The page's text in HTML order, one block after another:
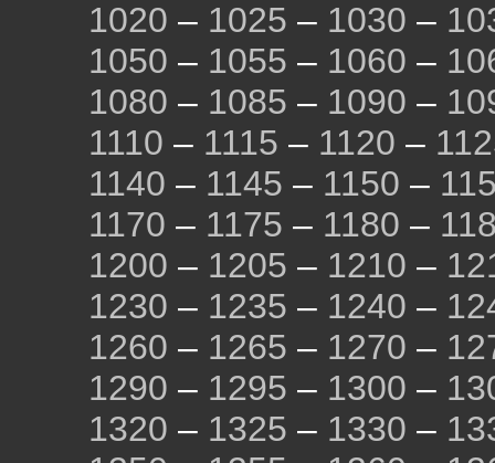
1020 – 1025 – 1030 –
1050 – 1055 – 1060 –
1080 – 1085 – 1090 –
1110 – 1115 – 1120 –
1140 – 1145 – 1150 –
1170 – 1175 – 1180 –
1200 – 1205 – 1210 –
1230 – 1235 – 1240 –
1260 – 1265 – 1270 –
1290 – 1295 – 1300 –
1320 – 1325 – 1330 –